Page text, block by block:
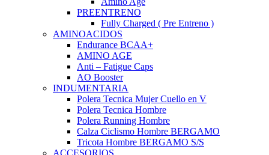
PREENTRENO
Fully Charged ( Pre Entreno )
AMINOACIDOS
Endurance BCAA+
AMINO AGE
Anti – Fatigue Caps
AO Booster
INDUMENTARIA
Polera Tecnica Mujer Cuello en V
Polera Tecnica Hombre
Polera Running Hombre
Calza Ciclismo Hombre BERGAMO
Tricota Hombre BERGAMO S/S